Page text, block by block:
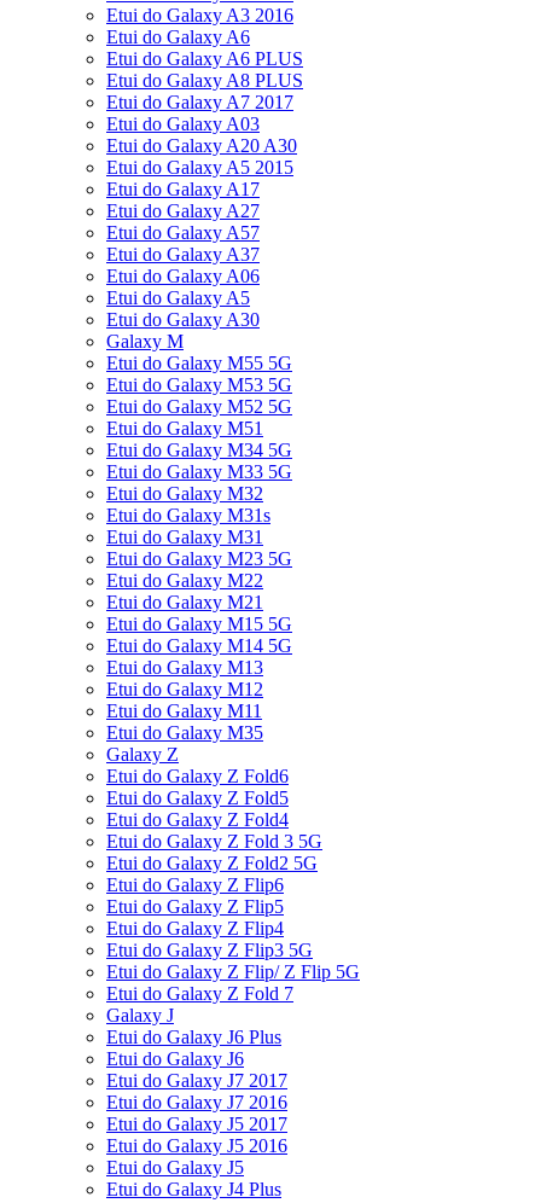
Etui do Galaxy A3 2016
Etui do Galaxy A6
Etui do Galaxy A6 PLUS
Etui do Galaxy A8 PLUS
Etui do Galaxy A7 2017
Etui do Galaxy A03
Etui do Galaxy A20 A30
Etui do Galaxy A5 2015
Etui do Galaxy A17
Etui do Galaxy A27
Etui do Galaxy A57
Etui do Galaxy A37
Etui do Galaxy A06
Etui do Galaxy A5
Etui do Galaxy A30
Galaxy M
Etui do Galaxy M55 5G
Etui do Galaxy M53 5G
Etui do Galaxy M52 5G
Etui do Galaxy M51
Etui do Galaxy M34 5G
Etui do Galaxy M33 5G
Etui do Galaxy M32
Etui do Galaxy M31s
Etui do Galaxy M31
Etui do Galaxy M23 5G
Etui do Galaxy M22
Etui do Galaxy M21
Etui do Galaxy M15 5G
Etui do Galaxy M14 5G
Etui do Galaxy M13
Etui do Galaxy M12
Etui do Galaxy M11
Etui do Galaxy M35
Galaxy Z
Etui do Galaxy Z Fold6
Etui do Galaxy Z Fold5
Etui do Galaxy Z Fold4
Etui do Galaxy Z Fold 3 5G
Etui do Galaxy Z Fold2 5G
Etui do Galaxy Z Flip6
Etui do Galaxy Z Flip5
Etui do Galaxy Z Flip4
Etui do Galaxy Z Flip3 5G
Etui do Galaxy Z Flip/ Z Flip 5G
Etui do Galaxy Z Fold 7
Galaxy J
Etui do Galaxy J6 Plus
Etui do Galaxy J6
Etui do Galaxy J7 2017
Etui do Galaxy J7 2016
Etui do Galaxy J5 2017
Etui do Galaxy J5 2016
Etui do Galaxy J5
Etui do Galaxy J4 Plus